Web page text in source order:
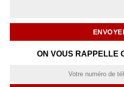
ON VOUS RAPPELLE